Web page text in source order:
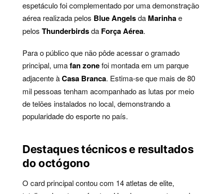
espetáculo foi complementado por uma demonstração
aérea realizada pelos Blue Angelsda Marinhae
pelos Thunderbirdsda Força Aérea.
Para o público que não pôde acessar o gramado
principal, umafan zonefoi montada em um parque
adjacente àCasa Branca. Estima-se que mais de 80
mil pessoas tenham acompanhado as lutas por meio
de telões instalados no local, demonstrando a
popularidade do esporte no país.
Destaques técnicos e resultados
do octógono
O card principal contou com 14 atletas de elite,